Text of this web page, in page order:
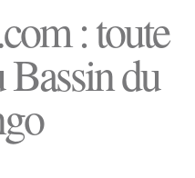
: toute
Bassin du